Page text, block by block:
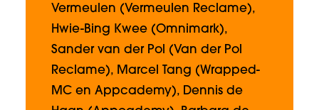
Vermeulen (Vermeulen Reclame),
Hwie-Bing Kwee (Omnimark),
Sander van der Pol (Van der Pol
Reclame), Marcel Tang (Wrapped-
MC en Appcademy), Dennis de